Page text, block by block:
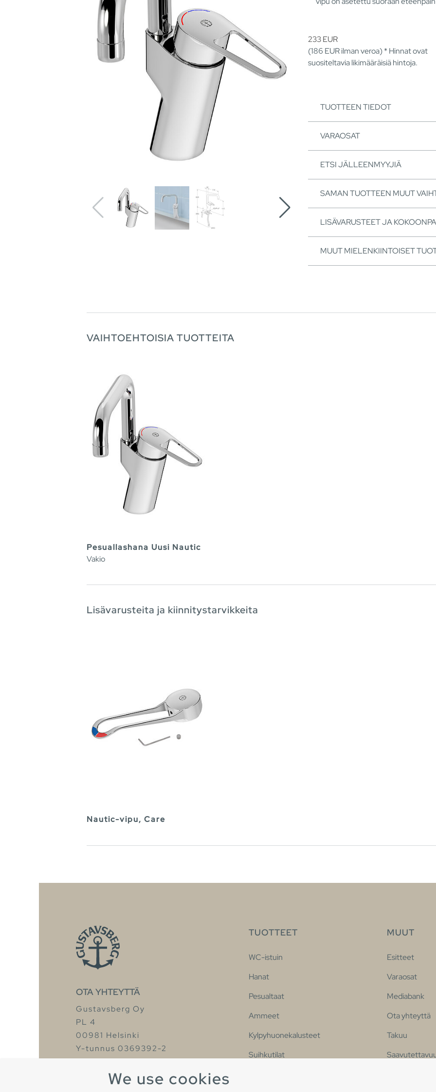
We use cookies
233EUR
(186 EURilman veroa) * Hinnat ovat
suositeltavia likimääräisiä hintoja.
TUOTTEEN TIEDOT
VARAOSAT
ETSI JÄLLEENMYYJIÄ
SAMAN TUOTTEEN MUUT
LISÄVARUSTEET JA
MUUT MIELENKIINTOISET
VAIHTOEHTOISIA TUOTTEITA
Pesuallashana Uusi Nautic
Vakio
Lisävarusteita ja kiinnitystarvikkeita
Nautic-vipu, Care
OTA YHTEYTTÄ
Gustavsberg Oy
PL 4
00981 Helsinki
Y-tunnus 0369392-2
Puh. +358 9 329 18828
TUOTTEET
WC-istuin
Hanat
Pesualtaat
Ammeet
Kylpyhuonekalusteet
Suihkutilat
MUUT
Esitteet
Varaosat
Mediabank
Ota yhteyttä
Takuu